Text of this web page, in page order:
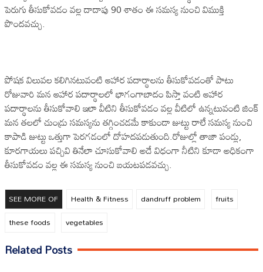
పెరుగు తీసుకోవడం వల్ల దాదాపు 90 శాతం ఈ సమస్య నుంచి విముక్తి
పొందవచ్చు.
పోషక విలువల కలిగినటువంటి ఆహార పదార్థాలను తీసుకోవడంతో పాటు
రోజువారి మన ఆహార పదార్థాలలో భాగంగాబాదం పిస్తా వంటి ఆహార
పదార్థాలను తీసుకోవాలి ఇలా వీటిని తీసుకోవడం వల్ల వీటిలో ఉన్నటువంటి జింక్
మన తలలో చుండ్రు సమస్యను తగ్గించడమే కాకుండా జుట్టు రాలే సమస్య నుంచి
కాపాడి జుట్టు ఒత్తుగా పెరగడంలో దోహదపడుతుంది.రోజుల్లో తాజా పండ్లు,
కూరగాయలు పచ్చివి తినేలా చూసుకోవాలి అదే విధంగా నీటిని కూడా అధికంగా
తీసుకోవడం వల్ల ఈ సమస్య నుంచి బయటపడవచ్చు.
SEE MORE OF Health & Fitness dandruff problem
fruits
these foods
vegetables
Related Posts